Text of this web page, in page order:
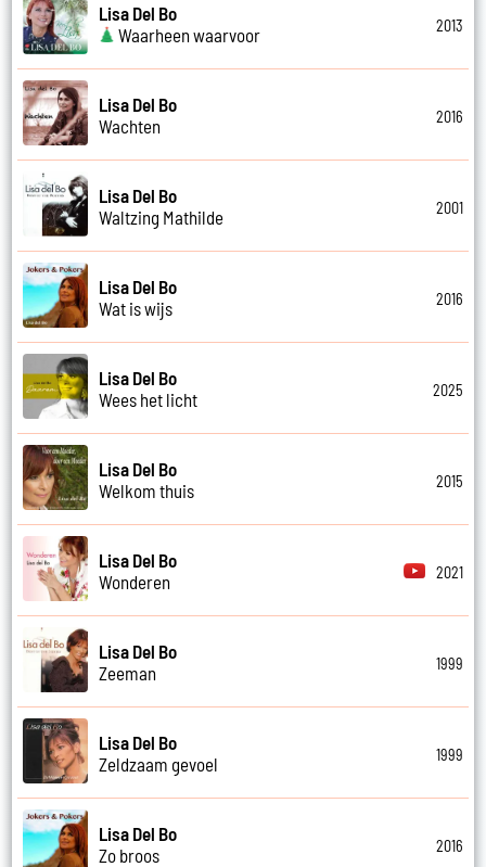
Lisa Del Bo
Waarheen waarvoor
2013
Lisa Del Bo
Wachten
2016
Lisa Del Bo
Waltzing Mathilde
2001
Lisa Del Bo
Wat is wijs
2016
Lisa Del Bo
Wees het licht
2025
Lisa Del Bo
Welkom thuis
2015
Lisa Del Bo
Wonderen
2021
Lisa Del Bo
Zeeman
1999
Lisa Del Bo
Zeldzaam gevoel
1999
Lisa Del Bo
Zo broos
2016